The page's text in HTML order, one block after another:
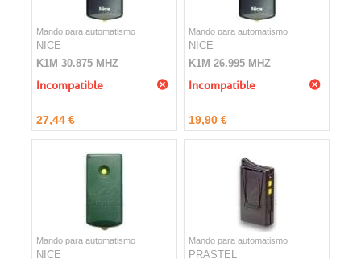
Mando para automatismo
NICE
K1M 30.875 MHZ
Incompatible
27,44 €
Mando para automatismo
NICE
K1M 26.995 MHZ
Incompatible
19,90 €
Mando para automatismo
NICE
Mando para automatismo
PRASTEL